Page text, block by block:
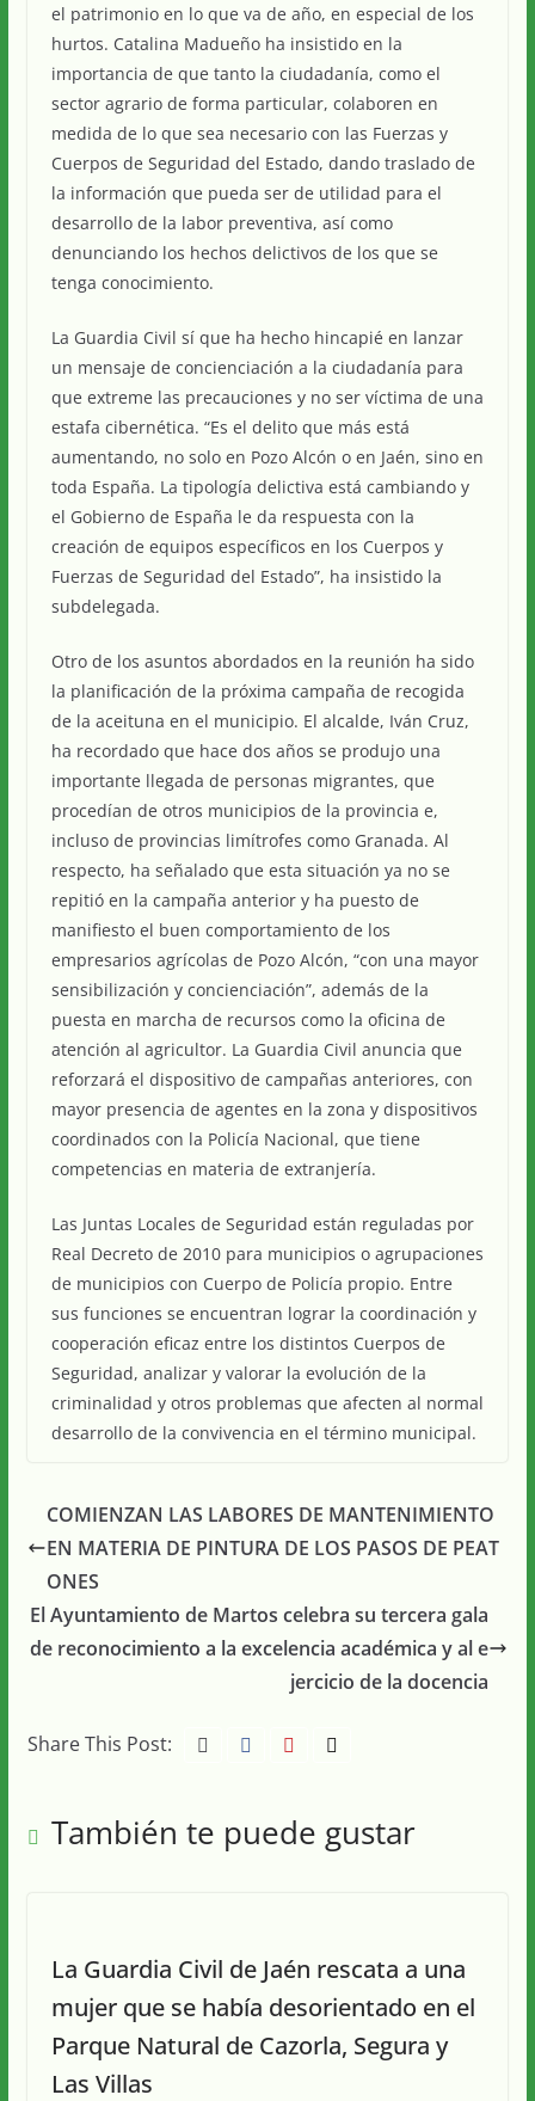
el patrimonio en lo que va de año, en especial de los
hurtos. Catalina Madueño ha insistido en la
importancia de que tanto la ciudadanía, como el
sector agrario de forma particular, colaboren en
medida de lo que sea necesario con las Fuerzas y
Cuerpos de Seguridad del Estado, dando traslado de
la información que pueda ser de utilidad para el
desarrollo de la labor preventiva, así como
denunciando los hechos delictivos de los que se
tenga conocimiento.
La Guardia Civil sí que ha hecho hincapié en lanzar
un mensaje de concienciación a la ciudadanía para
que extreme las precauciones y no ser víctima de una
estafa cibernética. “Es el delito que más está
aumentando, no solo en Pozo Alcón o en Jaén, sino en
toda España. La tipología delictiva está cambiando y
el Gobierno de España le da respuesta con la
creación de equipos específicos en los Cuerpos y
Fuerzas de Seguridad del Estado”, ha insistido la
subdelegada.
Otro de los asuntos abordados en la reunión ha sido
la planificación de la próxima campaña de recogida
de la aceituna en el municipio. El alcalde, Iván Cruz,
ha recordado que hace dos años se produjo una
importante llegada de personas migrantes, que
procedían de otros municipios de la provincia e,
incluso de provincias limítrofes como Granada. Al
respecto, ha señalado que esta situación ya no se
repitió en la campaña anterior y ha puesto de
manifiesto el buen comportamiento de los
empresarios agrícolas de Pozo Alcón, “con una mayor
sensibilización y concienciación”, además de la
puesta en marcha de recursos como la oficina de
atención al agricultor. La Guardia Civil anuncia que
reforzará el dispositivo de campañas anteriores, con
mayor presencia de agentes en la zona y dispositivos
coordinados con la Policía Nacional, que tiene
competencias en materia de extranjería.
Las Juntas Locales de Seguridad están reguladas por
Real Decreto de 2010 para municipios o agrupaciones
de municipios con Cuerpo de Policía propio. Entre
sus funciones se encuentran lograr la coordinación y
cooperación eficaz entre los distintos Cuerpos de
Seguridad, analizar y valorar la evolución de la
criminalidad y otros problemas que afecten al normal
desarrollo de la convivencia en el término municipal.
COMIENZAN LAS LABORES DE MANTENIMIENTO
EN MATERIA DE PINTURA DE LOS PASOS DE PEAT
ONES
El Ayuntamiento de Martos celebra su tercera gala
de reconocimiento a la excelencia académica y al e
jercicio de la docencia
Share This Post:
También te puede gustar
La Guardia Civil de Jaén rescata a una
mujer que se había desorientado en el
Parque Natural de Cazorla, Segura y
Las Villas